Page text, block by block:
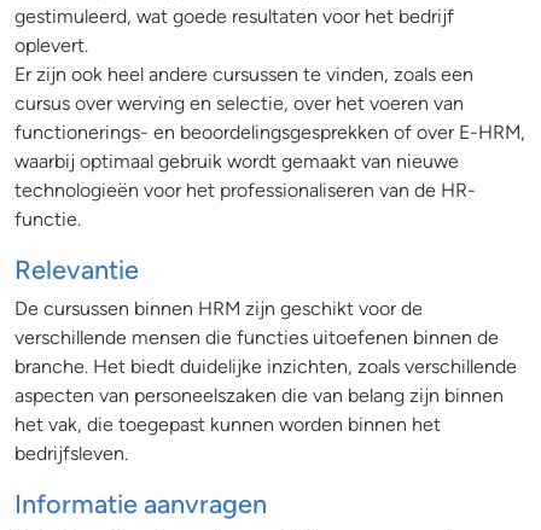
gestimuleerd, wat goede resultaten voor het bedrijf
oplevert.
Er zijn ook heel andere cursussen te vinden, zoals een
cursus over werving en selectie, over het voeren van
functionerings- en beoordelingsgesprekken of over E-HRM,
waarbij optimaal gebruik wordt gemaakt van nieuwe
technologieën voor het professionaliseren van de HR-
functie.
Relevantie
De cursussen binnen HRM zijn geschikt voor de
verschillende mensen die functies uitoefenen binnen de
branche. Het biedt duidelijke inzichten, zoals verschillende
aspecten van personeelszaken die van belang zijn binnen
het vak, die toegepast kunnen worden binnen het
bedrijfsleven.
Informatie aanvragen